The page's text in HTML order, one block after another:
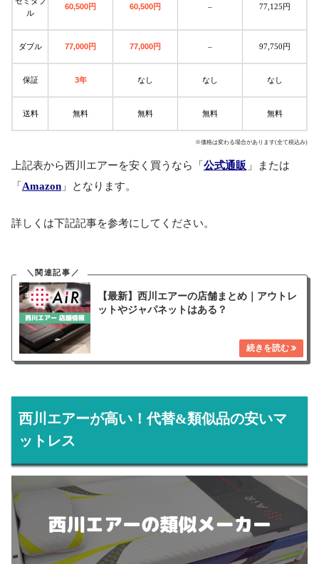
ル
60,500円 60,500円 – 77,125円
ダブル 77,000円 77,000円 – 97,750円
保証 3年 なし なし なし
送料 無料 無料 無料 無料
※価格は変わる場合があります(全て税込み)
上記表から西川エアーを安く買うなら「 公式通販 」または
「 Amazon 」となります。
詳しくは下記記事を参考にしてください。
【最新】西川エアーの店舗まとめ｜アウトレ
ットやジャパネットはある？
西川エアーが高い！代替&類似品の安いマ
ットレス